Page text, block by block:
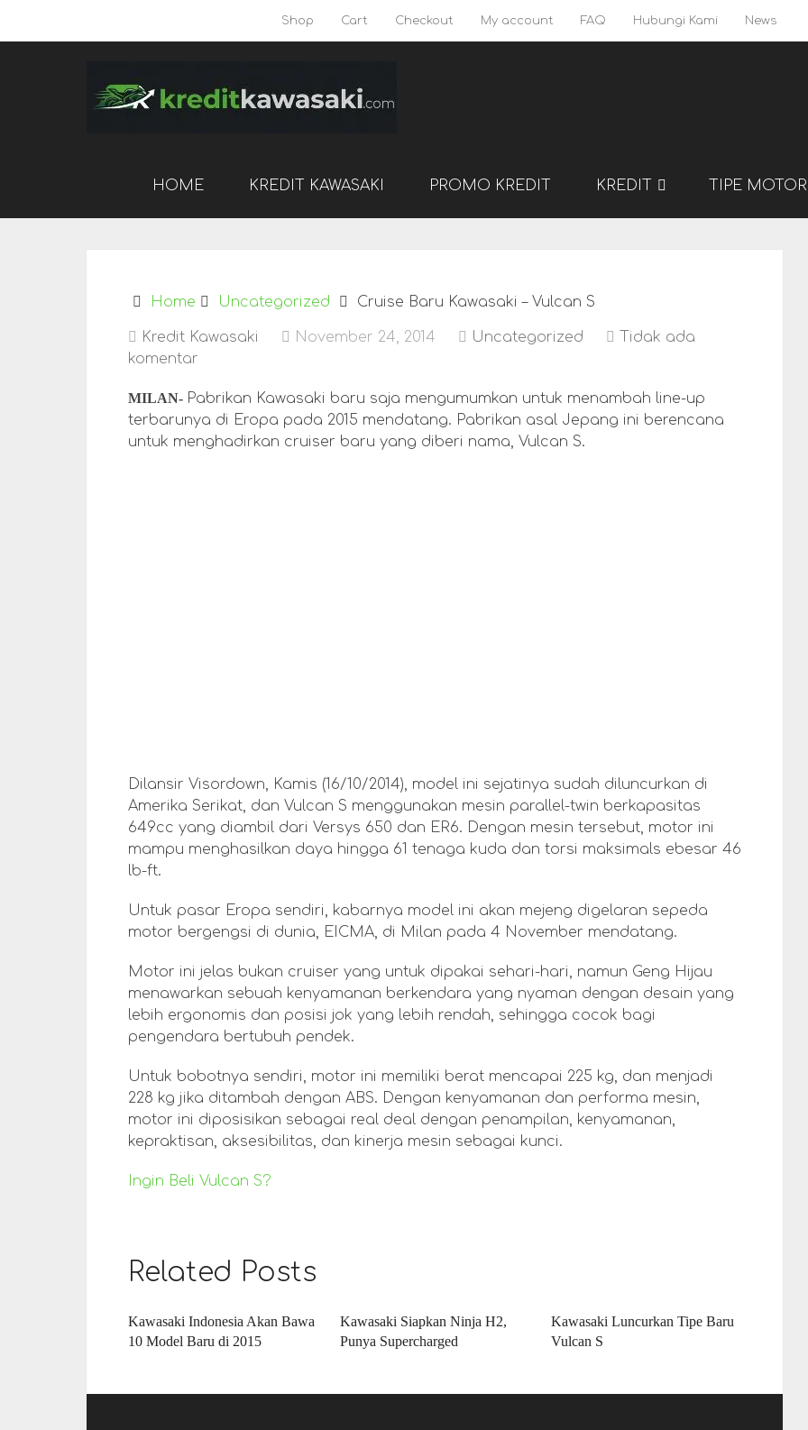
Shop Cart Checkout My account FAQ Hubungi Kami News
HOME KREDIT KAWASAKI PROMO KREDIT KREDIT TIPE MOTOR
Home Uncategorized Cruise Baru Kawasaki – Vulcan S
Kredit Kawasaki November 24, 2014 Uncategorized
Tidak ada
komentar
MILAN- Pabrikan Kawasaki baru saja mengumumkan untuk menambah line-up
terbarunya di Eropa pada 2015 mendatang. Pabrikan asal Jepang ini berencana
untuk menghadirkan cruiser baru yang diberi nama, Vulcan S.
Dilansir Visordown, Kamis (16/10/2014), model ini sejatinya sudah diluncurkan di
Amerika Serikat, dan Vulcan S menggunakan mesin parallel-twin berkapasitas
649cc yang diambil dari Versys 650 dan ER6. Dengan mesin tersebut, motor ini
mampu menghasilkan daya hingga 61 tenaga kuda dan torsi maksimals ebesar 46
lb-ft.
Untuk pasar Eropa sendiri, kabarnya model ini akan mejeng digelaran sepeda
motor bergengsi di dunia, EICMA, di Milan pada 4 November mendatang.
Motor ini jelas bukan cruiser yang untuk dipakai sehari-hari, namun Geng Hijau
menawarkan sebuah kenyamanan berkendara yang nyaman dengan desain yang
lebih ergonomis dan posisi jok yang lebih rendah, sehingga cocok bagi
pengendara bertubuh pendek.
Untuk bobotnya sendiri, motor ini memiliki berat mencapai 225 kg, dan menjadi
228 kg jika ditambah dengan ABS. Dengan kenyamanan dan performa mesin,
motor ini diposisikan sebagai real deal dengan penampilan, kenyamanan,
kepraktisan, aksesibilitas, dan kinerja mesin sebagai kunci.
Ingin Beli Vulcan S?
Related Posts
Kawasaki Indonesia Akan Bawa
10 Model Baru di 2015
Kawasaki Siapkan Ninja H2,
Punya Supercharged
Kawasaki Luncurkan Tipe Baru
Vulcan S